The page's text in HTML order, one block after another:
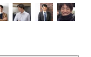
です！
社と同じような教育